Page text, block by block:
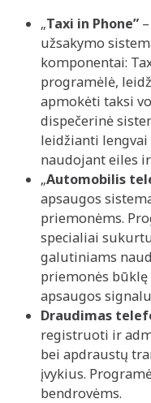
„Taxi in Phone”
užsakymo
komponentai:
programėlė,
apmokėti taksi
dispečerinė
leidžianti
naudojant eiles ir
„Automobilis
apsaugos
priemonėms.
specialiai
galutiniams
priemonės
apsaugos
Draudimas
registruoti ir
bei apdraustų
įvykius.
bendrovėms.